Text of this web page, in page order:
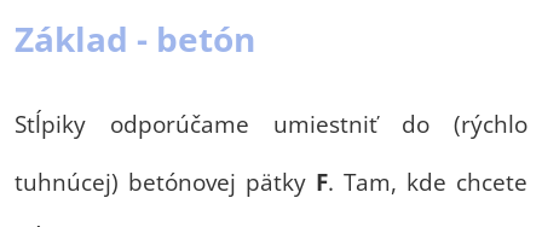
Základ - betón
Stĺpiky odporúčame umiestniť do (rýchlo
tuhnúcej) betónovej pätky F. Tam, kde chcete